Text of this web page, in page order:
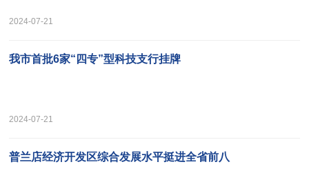
2024-07-21
我市首批6家“四专”型科技支行挂牌
2024-07-21
普兰店经济开发区综合发展水平挺进全省前八